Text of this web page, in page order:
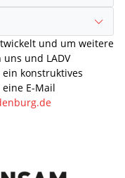
und um weitere
und LADV
konstruktives
eine E-Mail